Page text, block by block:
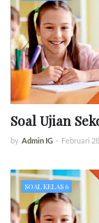
Soal Ujian
by Admin IG - Februari
SOAL KELAS 6